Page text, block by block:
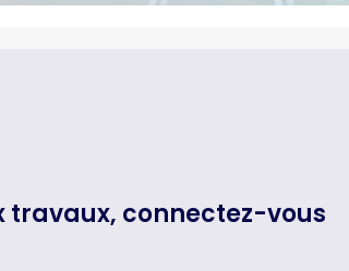
travaux, connectez-vous